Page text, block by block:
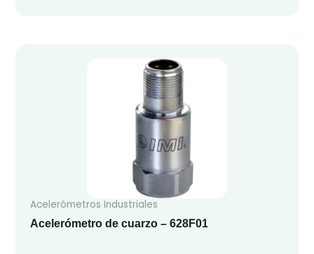
Acelerómetros Industriales
Acelerómetro de cuarzo – 628F01